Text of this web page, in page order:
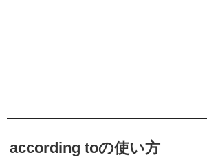
according toの使い方